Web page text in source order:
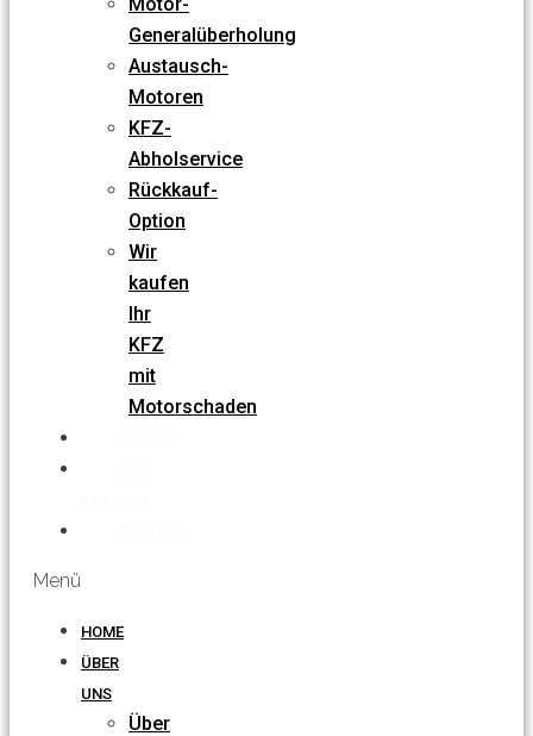
Generalüberholung
Austausch-
Motoren
KFZ-
Abholservice
Rückkauf-
Option
Wir
kaufen
Ihr
KFZ
mit
Motorschaden
Menü
HOME
ÜBER
UNS
Über